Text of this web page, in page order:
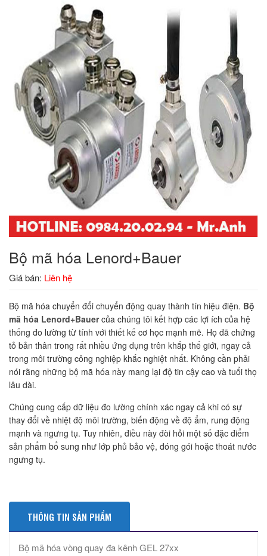
Bộ mã hóa Lenord+Bauer
Giá bán: Liên hệ
Bộ mã hóa chuyển đổi chuyển động quay thành tín hiệu điện. Bộ
mã hóa Lenord+Bauercủa chúng tôi kết hợp các lợi ích của hệ
thống đo lường từ tính với thiết kế cơ học mạnh mẽ. Họ đã chứng
tỏ bản thân trong rất nhiều ứng dụng trên khắp thế giới, ngay cả
trong môi trường công nghiệp khắc nghiệt nhất. Không cần phải
nói rằng những bộ mã hóa này mang lại độ tin cậy cao và tuổi thọ
lâu dài.
Chúng cung cấp dữ liệu đo lường chính xác ngay cả khi có sự
thay đổi về nhiệt độ môi trường, biến động về độ ẩm, rung động
mạnh và ngưng tụ. Tuy nhiên, điều này đòi hỏi một số đặc điểm
sản phẩm bổ sung như lớp phủ bảo vệ, đóng gói hoặc thoát nước
ngưng tụ.
THÔNG TIN SẢN PHẨM
Bộ mã hóa vòng quay đa kênh GEL 27xx